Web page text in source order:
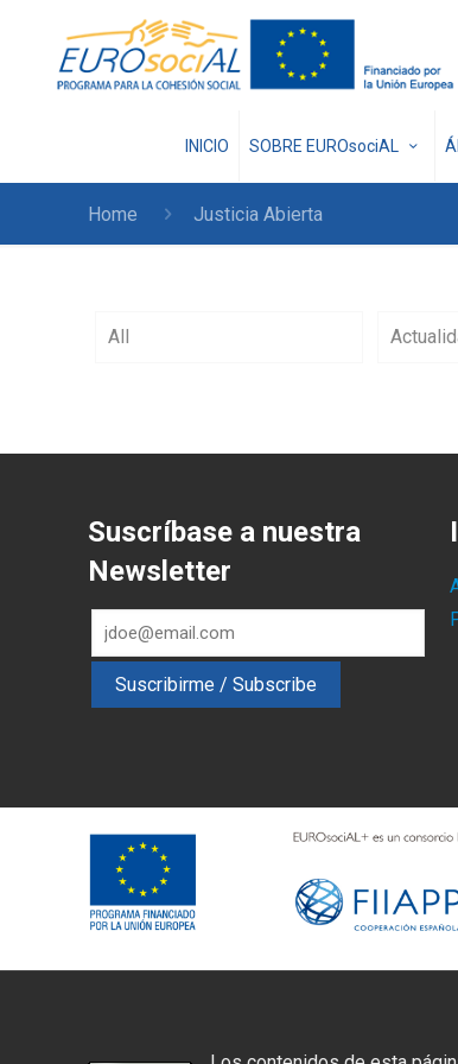
INICIO SOBRE EUROsociAL
Home Justicia Abierta
All
Suscríbase a nuestra
Newsletter